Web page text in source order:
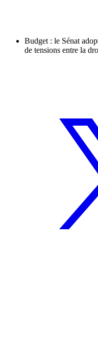
Budget : le Sénat
de tensions entre la